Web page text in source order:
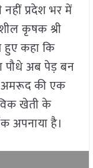
नहीं प्रदेश भर में
कृषक श्री
कहा कि
पौधे अब पेड़ बन
अमरूद की एक
खेती के
अपनाया है।